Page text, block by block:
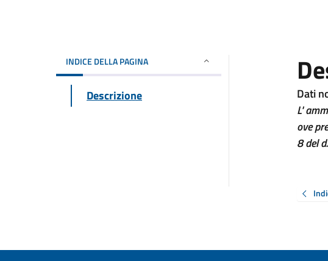
INDICE DELLA PAGINA
Descrizione
Dati
L'
ove
8 del